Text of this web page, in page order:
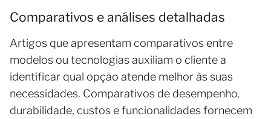
Comparativos e análises detalhadas
Artigos que apresentam comparativos entre
modelos ou tecnologias auxiliam o cliente a
identificar qual opção atende melhor às suas
necessidades. Comparativos de desempenho,
durabilidade, custos e funcionalidades fornecem